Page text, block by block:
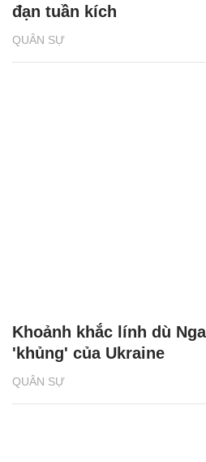
QUÂN SỰ
đạn tuần kích
QUÂN SỰ
Khoảnh khắc lính dù
'khủng' của Ukraine